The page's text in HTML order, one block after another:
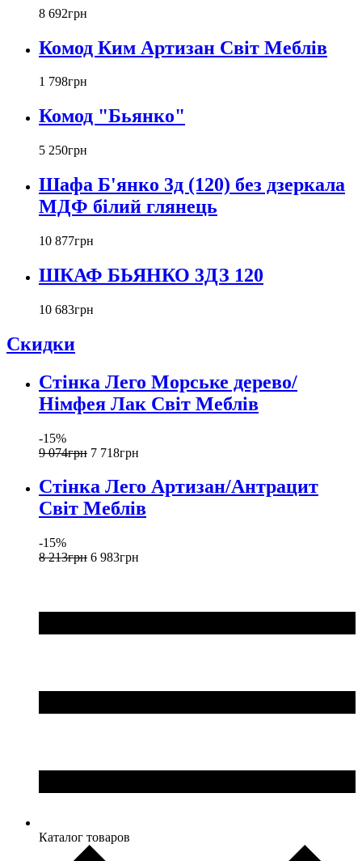
8 692грн
Комод Ким Артизан Світ Меблів
1 798грн
Комод "Бьянко"
5 250грн
Шафа Б'янко 3д (120) без дзеркала
МДФ білий глянець
10 877грн
ШКАФ БЬЯНКО 3ДЗ 120
10 683грн
Скидки
Стінка Лего Морське дерево/
Німфея Лак Світ Меблів
-15%
9 074грн 7 718грн
Стінка Лего Артизан/Антрацит
Світ Меблів
-15%
8 213грн 6 983грн
Каталог товаров